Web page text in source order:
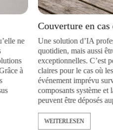
Couverture en cas
Une solution d’IA
quotidien, mais aussi être
exceptionnelles. C’est pourquoi
claires pour le cas où les
événement imprévu
composants système et la
peuvent être déposés auprès […]
WEITERLESEN